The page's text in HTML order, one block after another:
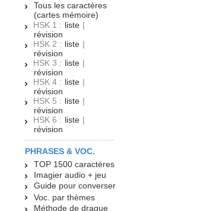
Tous les caractères
(cartes mémoire)
HSK 1 : liste |
révision
HSK 2 : liste |
révision
HSK 3 : liste |
révision
HSK 4 : liste |
révision
HSK 5 : liste |
révision
HSK 6 : liste |
révision
PHRASES & VOC.
TOP 1500 caractères
Imagier audio + jeu
Guide pour converser
Voc. par thèmes
Méthode de drague